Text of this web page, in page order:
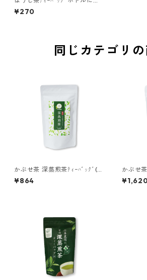
ン！(袋12P)
¥270
同じカテゴリ
かぶせ茶 深蒸煎茶ﾃｨｰﾊﾞｯｸﾞ(2
0P)
¥864
かぶせ
グ (40P)